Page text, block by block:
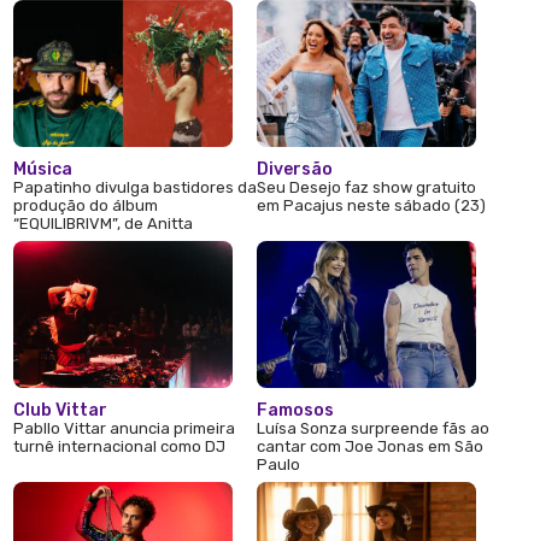
Música
Papatinho divulga bastidores da
produção do álbum
“EQUILIBRIVM”, de Anitta
Club Vittar
Pabllo Vittar anuncia primeira
turnê internacional como DJ
Diversão
Seu Desejo faz show gratuito
em Pacajus neste sábado (23)
Famosos
Luísa Sonza surpreende fãs ao
cantar com Joe Jonas em São
Paulo